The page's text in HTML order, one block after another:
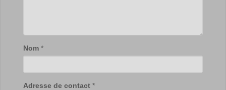
Nom *
Adresse de contact *